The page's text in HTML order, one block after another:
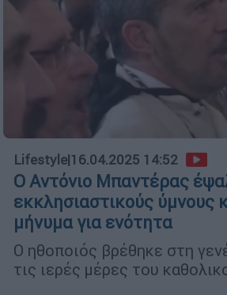
Lifestyle|16.04.2025 14:52
Ο Αντόνιο Μπαντέρας
εκκλησιαστικούς ύμνους
μήνυμα για ενότητα
Ο ηθοποιός βρέθηκε στη
τις ιερές μέρες του